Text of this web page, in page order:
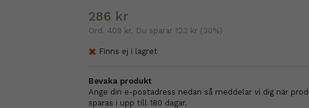
286 kr
Ord. 409 kr. Du sparar 123 kr (30%)
Finns ej i lagret
Bevaka produkt
Ange din e-postadress nedan så meddelar vi dig när
sparas i upp till 180 dagar.